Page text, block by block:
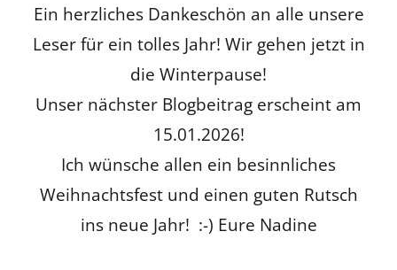
Ein herzliches Dankeschön an alle unsere
Leser für ein tolles Jahr! Wir gehen jetzt in
die Winterpause!
Unser nächster Blogbeitrag erscheint am
15.01.2026!
Ich wünsche allen ein besinnliches
Weihnachtsfest und einen guten Rutsch
ins neue Jahr! :-) Eure Nadine